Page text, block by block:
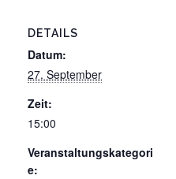
DETAILS
Datum:
27. September
Zeit:
15:00
Veranstaltungskategori
e: